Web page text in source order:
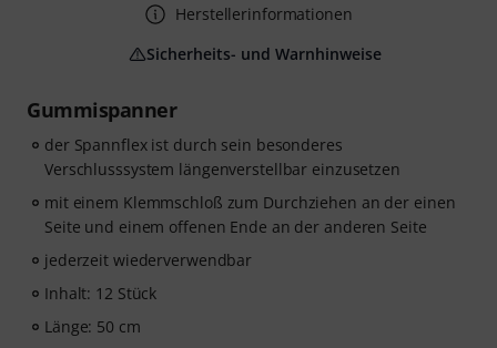
Gummispanner
der Spannflex ist durch sein besonderes
Verschlusssystem längenverstellbar einzusetzen
mit einem Klemmschloß zum Durchziehen an der einen
Seite und einem offenen Ende an der anderen Seite
jederzeit wiederverwendbar
Inhalt: 12 Stück
Länge: 50 cm
Herstellerinformationen
Sicherheits- und Warnhinweise